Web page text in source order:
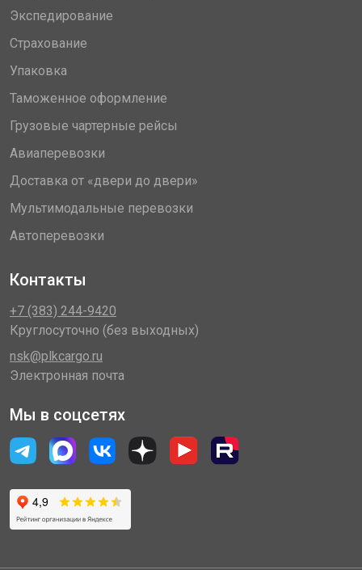
Экспедирование
Страхование
Упаковка
Таможенное оформление
Грузовые чартерные рейсы
Авиаперевозки
Доставка от «двери до двери»
Мультимодальные перевозки
Автоперевозки
Контакты
+7 (383) 244-9420
Круглосуточно (без выходных)
nsk@plkcargo.ru
Электронная почта
Мы в соцсетях